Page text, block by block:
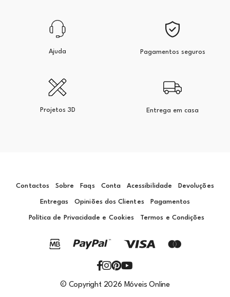
Ajuda Pagamentos seguros
Projetos 3D Entrega em casa
Contactos Sobre Faqs Conta Acessibilidade Devoluções
Entregas Opiniões dos Clientes Pagamentos
Política de Privacidade e Cookies Termos e Condições
© Copyright 2026 Móveis Online